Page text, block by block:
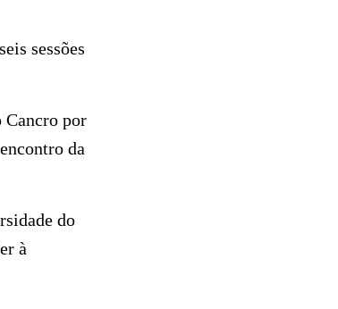
sessões
Cancro por
da
do
à